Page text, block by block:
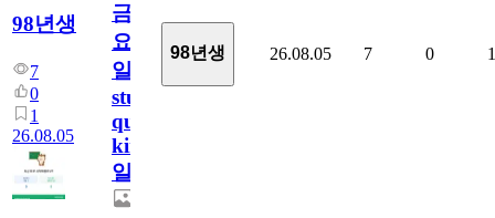
98년생
7
0
1
26.08.05
금
요
일/English
study
quiz
king773
일
98년생 26.08.05 7 0 1